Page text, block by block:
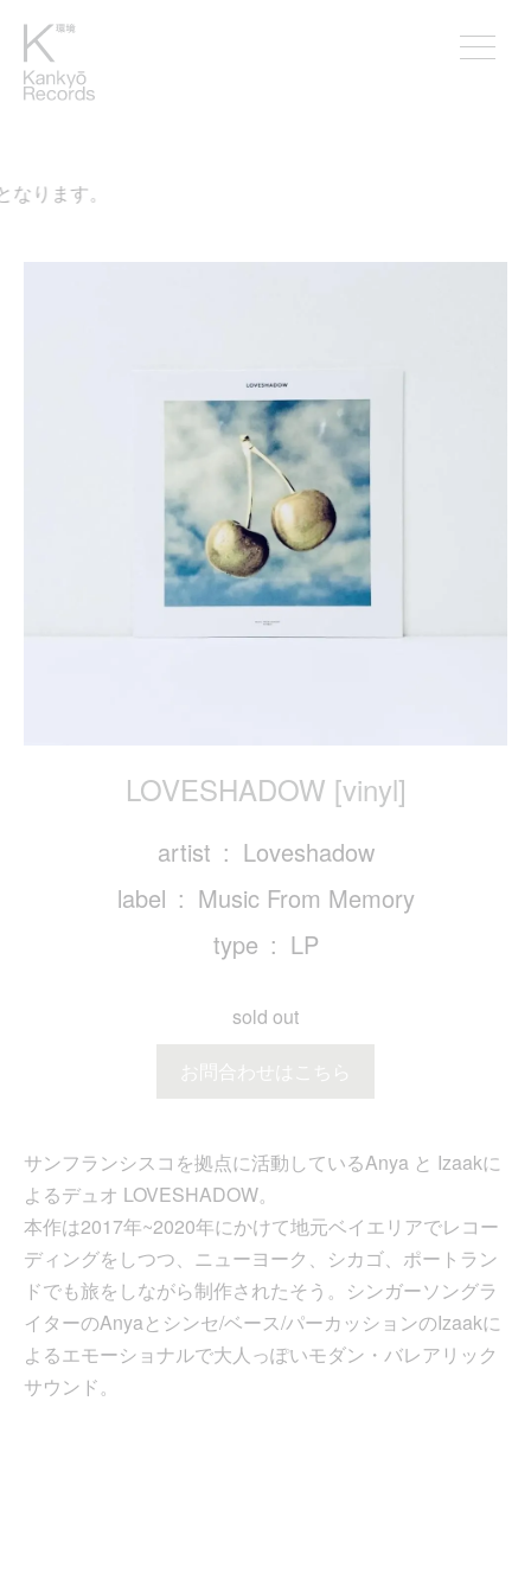
ります。
LOVESHADOW [vinyl]
artist
Loveshadow
label
Music From Memory
type
LP
sold out
お問合わせはこちら
サンフランシスコを拠点に活動しているAnya と Izaakに
よるデュオ LOVESHADOW。
本作は2017年~2020年にかけて地元ベイエリアでレコー
ディングをしつつ、ニューヨーク、シカゴ、ポートラン
ドでも旅をしながら制作されたそう。シンガーソングラ
イターのAnyaとシンセ/ベース/パーカッションのIzaakに
よるエモーショナルで大人っぽいモダン・バレアリック
サウンド。